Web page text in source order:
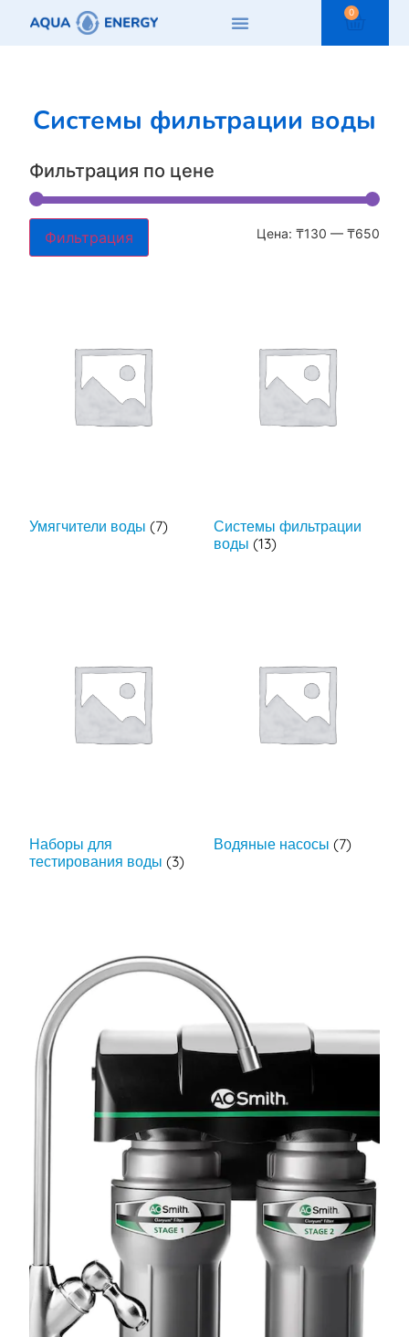
0
Системы фильтрации воды
Фильтрация по цене
Фильтрация Цена: ₸130 — ₸650
Умягчители воды(7)
Системы фильтрации
воды (13)
Наборы для
тестирования воды(3)
Водяные насосы (7)